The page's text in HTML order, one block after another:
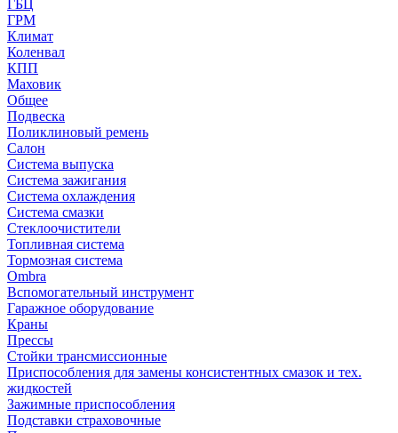
ГБЦ
ГРМ
Климат
Коленвал
КПП
Маховик
Общее
Подвеска
Поликлиновый ремень
Салон
Система выпуска
Система зажигания
Система охлаждения
Система смазки
Стеклоочистители
Топливная система
Тормозная система
Ombra
Вспомогательный инструмент
Гаражное оборудование
Краны
Прессы
Стойки трансмиссионные
Приспособления для замены консистентных смазок и тех.
жидкостей
Зажимные приспособления
Подставки страховочные